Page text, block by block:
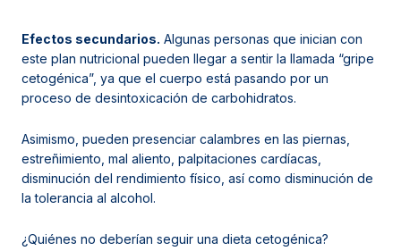
Efectos secundarios. Algunas personas que inician con
este plan nutricional pueden llegar a sentir la llamada “gripe
cetogénica”, ya que el cuerpo está pasando por un
proceso de desintoxicación de carbohidratos.
Asimismo, pueden presenciar calambres en las piernas,
estreñimiento, mal aliento, palpitaciones cardíacas,
disminución del rendimiento físico, así como disminución de
la tolerancia al alcohol.
¿Quiénes no deberían seguir una dieta cetogénica?